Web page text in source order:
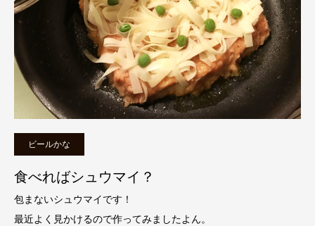
ビールかな
食べればシュウマイ？
包まないシュウマイです！
最近よく見かけるので作ってみましたよん。